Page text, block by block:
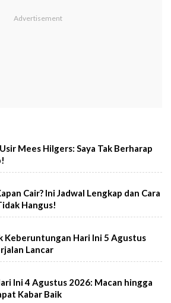
Mees Hilgers: Saya Tak Berharap
Cair? Ini Jadwal Lengkap dan Cara
Hangus!
Keberuntungan Hari Ini 5 Agustus
Lancar
Ini 4 Agustus 2026: Macan hingga
Kabar Baik